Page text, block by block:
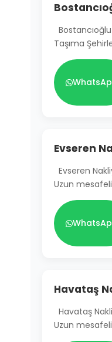
Taşıma
Evseren
Evseren
Uzun
Havataş
Havataş
Uzun